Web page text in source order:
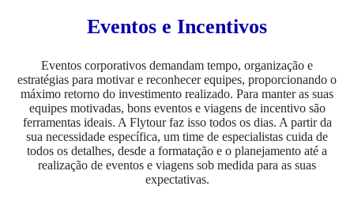
Eventos e Incentivos
Eventos corporativos demandam tempo, organização e
estratégias para motivar e reconhecer equipes, proporcionando o
máximo retorno do investimento realizado. Para manter as suas
equipes motivadas, bons eventos e viagens de incentivo são
ferramentas ideais. A Flytour faz isso todos os dias. A partir da
sua necessidade específica, um time de especialistas cuida de
todos os detalhes, desde a formatação e o planejamento até a
realização de eventos e viagens sob medida para as suas
expectativas.